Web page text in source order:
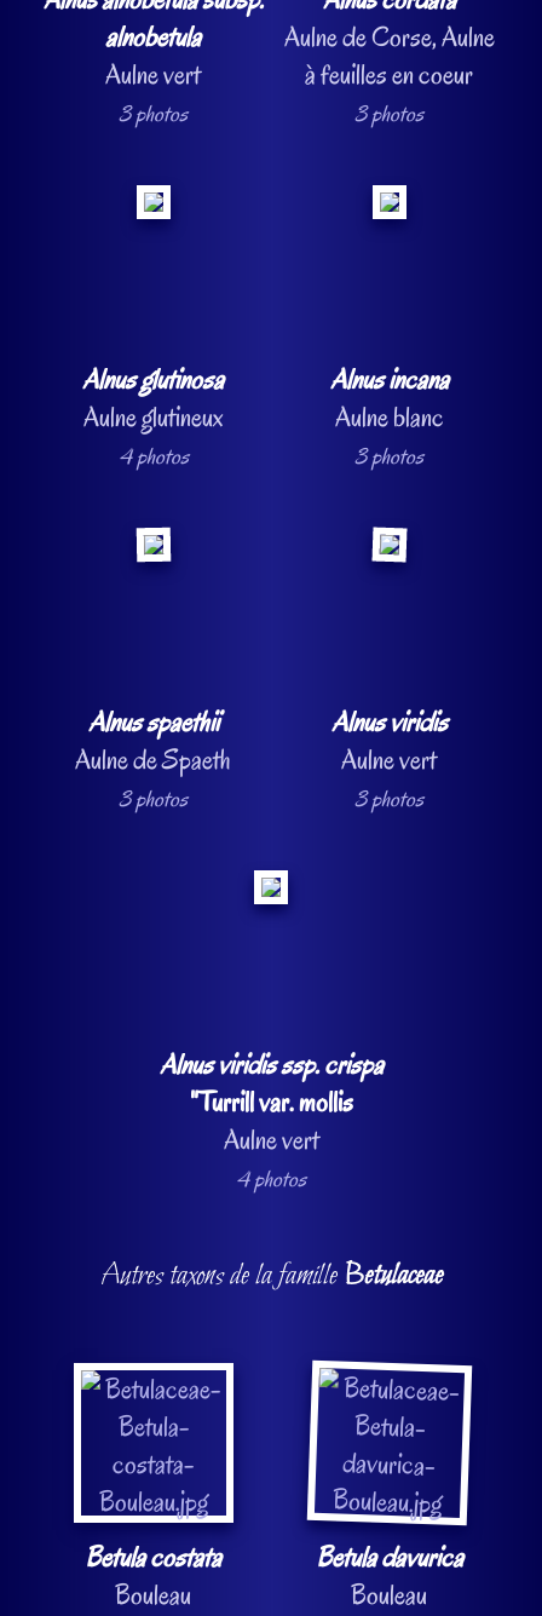
alnobetula
Aulne vert
3 photos
Aulne de Corse, Aulne
à feuilles en coeur
3 photos
Alnus glutinosa
Aulne glutineux
4 photos
Alnus incana
Aulne blanc
3 photos
Alnus spaethii
Aulne de Spaeth
3 photos
Alnus viridis
Aulne vert
3 photos
Alnus viridis ssp. crispa
"Turrill var. mollis
Aulne vert
4 photos
Autres taxons de la famille Betulaceae
Betula costata
Bouleau
Betula davurica
Bouleau